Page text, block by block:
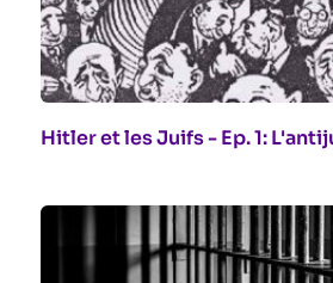
Hitler et les Juifs - Ep. 1: